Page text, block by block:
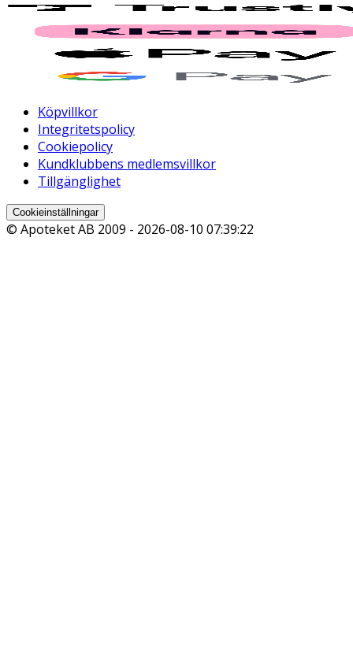
Köpvillkor
Integritetspolicy
Cookiepolicy
Kundklubbens medlemsvillkor
Tillgänglighet
Cookieinställningar
© Apoteket AB 2009 - 2026-08-10 07:39:22